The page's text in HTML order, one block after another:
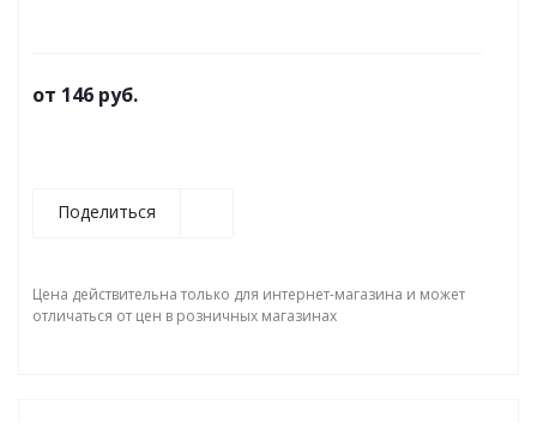
от 146 руб.
Поделиться
Цена действительна только для интернет-магазина и может
отличаться от цен в розничных магазинах